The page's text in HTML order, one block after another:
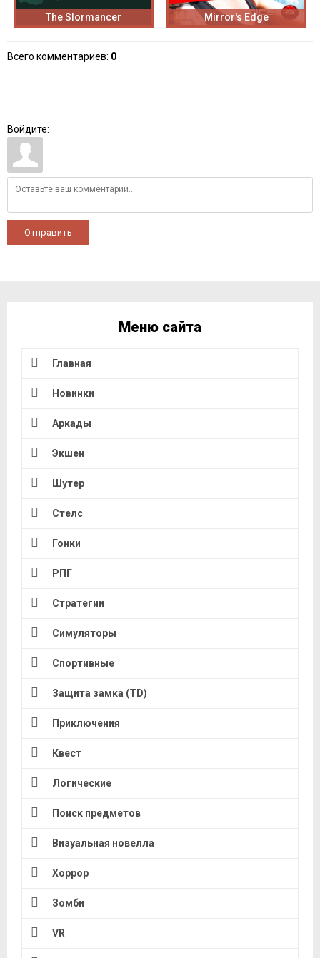
The Slormancer Mirror's Edge
Всего комментариев: 0
Войдите:
Отправить
Меню сайта
Главная
Новинки
Аркады
Экшен
Шутер
Стелс
Гонки
РПГ
Стратегии
Симуляторы
Спортивные
Защита замка (TD)
Приключения
Квест
Логические
Поиск предметов
Визуальная новелла
Хоррор
Зомби
VR